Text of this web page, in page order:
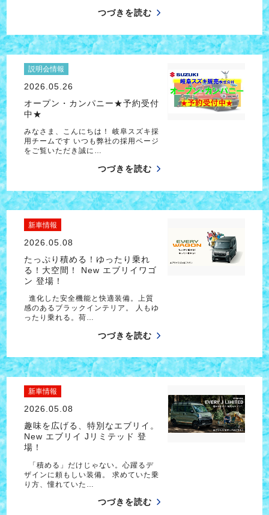
つづきを読む
説明会情報
2026.05.26
オープン・カンパニー★予約受付
中★
みなさま、こんにちは！ 岐阜スズキ採
用チームです いつも弊社の採用ページ
をご覧いただき誠に…
つづきを読む
新車情報
2026.05.08
たっぷり積める！ゆったり乗れ
る！大空間！ New エブリイワゴ
ン 登場！
進化した安全機能と快適装備。上質
感のあるブラックインテリア。 人もゆ
ったり乗れる。荷…
つづきを読む
新車情報
2026.05.08
趣味を広げる、特別なエブリイ。
New エブリイ Jリミテッド 登
場！
「積める」だけじゃない。心躍るデ
ザインに頼もしい装備。 求めていた乗
り方、憧れていた…
つづきを読む